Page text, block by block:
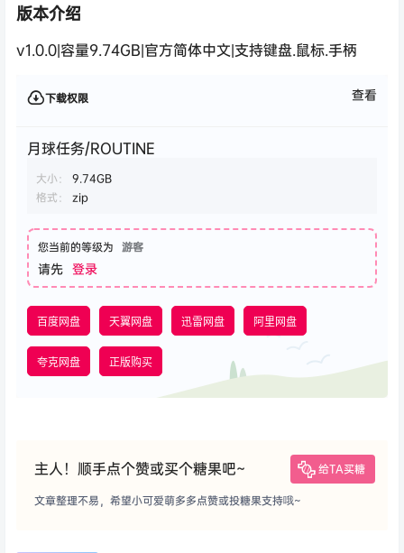
版本介绍
v1.0.0|容量9.74GB|官方简体中文|支持键盘.鼠标.手柄
下载权限 查看
月球任务/ROUTINE
大小：
9.74GB
格式：
zip
您当前的等级为 游客
请先 登录
百度网盘 天翼网盘 迅雷网盘 阿里网盘
夸克网盘 正版购买
主人！顺手点个赞或买个糖果吧~ 给TA买糖
文章整理不易，希望小可爱萌多多点赞或投糖果支持哦~